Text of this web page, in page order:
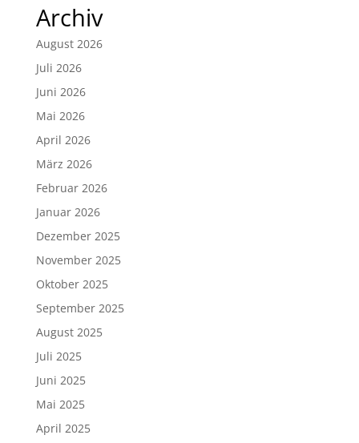
Archiv
August 2026
Juli 2026
Juni 2026
Mai 2026
April 2026
März 2026
Februar 2026
Januar 2026
Dezember 2025
November 2025
Oktober 2025
September 2025
August 2025
Juli 2025
Juni 2025
Mai 2025
April 2025